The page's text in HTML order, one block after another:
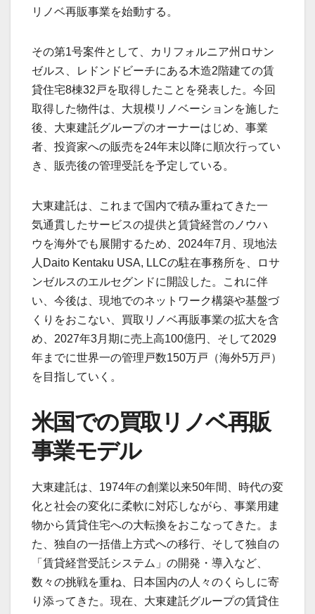
リノベ再販事業を始動する。
その第1号案件として、カリフォルニア州ロサン
ゼルス、レドンドビーチにある木造2階建ての賃
貸住宅8棟32戸を取得したことを発表した。今回
取得した物件は、大規模リノベーションを施した
後、大東建託グループのオーナーはじめ、事業
者、投資家への販売を24年末以降に順次行ってい
き、販売後の管理受託を予定している。
大東建託は、これまで国内で積み重ねてきた一
気通貫したサービスの提供と賃貸経営のノウハ
ウを海外でも展開するため、2024年7月、現地法
人Daito Kentaku USA, LLCの駐在事務所を、ロサ
ンゼルスのエルセグンドに開設した。これに伴
い、今後は、現地でのネットワーク構築や基盤づ
くりをおこない、買取リノベ再販事業の拡大を含
め、2027年3月期に売上高100億円、そして2029
年までに世界一の管理戸数150万戸（海外5万戸）
を目指していく。
米国での買取リノベ再販
事業モデル
大東建託は、1974年の創業以来50年間、時代の変
化と社会の変化に柔軟に対応しながら、事業用建
物から賃貸住宅への大転換をおこなってきた。ま
た、独自の一括借上方式への移行、そして独自の
「賃貸経営受託システム」の開発・導入など、
数々の挑戦を重ね、日本国内の人々のくらしに寄
り添ってきた。現在、大東建託グループの賃貸住